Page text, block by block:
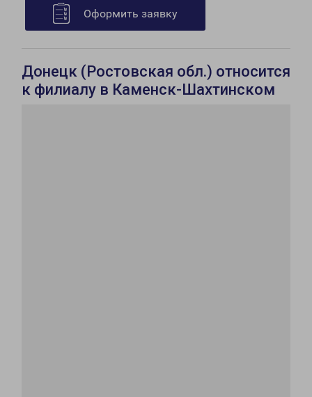
Оформить заявку
Донецк (Ростовская обл.) относится
к филиалу в Каменск-Шахтинском